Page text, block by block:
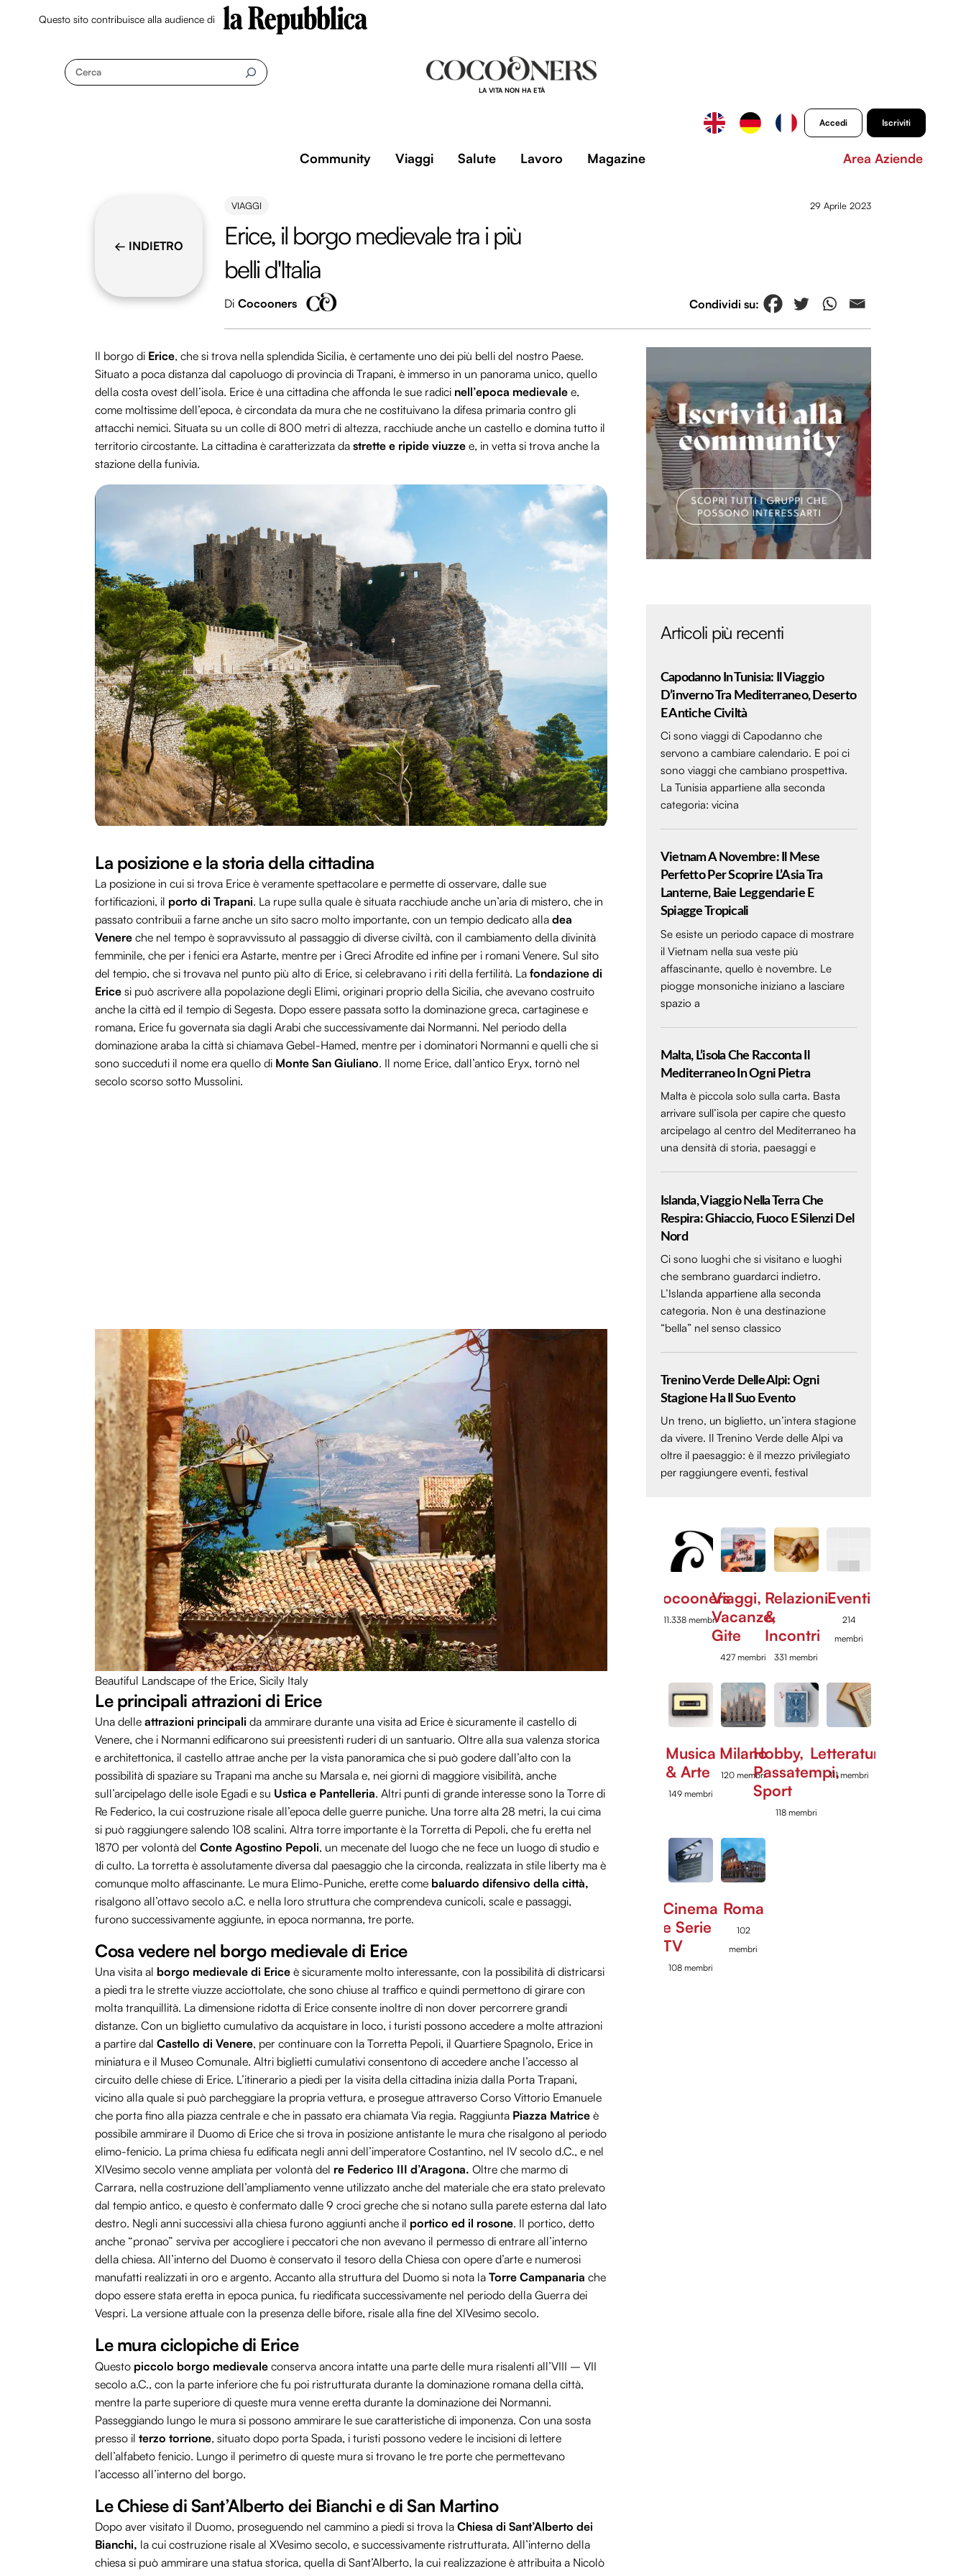
Questo sito contribuisce alla audience di
Cerca
LA VITA NON HA ETÀ
Accedi Iscriviti
Community Viaggi Salute Lavoro Magazine Area Aziende
← INDIETRO
VIAGGI 29 Aprile 2023
Erice, il borgo medievale tra i più
belli d'Italia
Di Cocooners
Il borgo di Erice, che si trova nella splendida Sicilia, è certamente uno dei più belli del nostro Paese.
Situato a poca distanza dal capoluogo di provincia di Trapani, è immerso in un panorama unico, quello
della costa ovest dell’isola. Erice è una cittadina che affonda le sue radici nell’epoca medievale e,
come moltissime dell’epoca, è circondata da mura che ne costituivano la difesa primaria contro gli
attacchi nemici. Situata su un colle di 800 metri di altezza, racchiude anche un castello e domina tutto il
territorio circostante. La cittadina è caratterizzata da strette e ripide viuzze e, in vetta si trova anche la
stazione della funivia.
La posizione e la storia della cittadina
La posizione in cui si trova Erice è veramente spettacolare e permette di osservare, dalle sue
fortificazioni, il porto di Trapani. La rupe sulla quale è situata racchiude anche un’aria di mistero, che in
passato contribuii a farne anche un sito sacro molto importante, con un tempio dedicato alla dea
Venere che nel tempo è sopravvissuto al passaggio di diverse civiltà, con il cambiamento della divinità
femminile, che per i fenici era Astarte, mentre per i Greci Afrodite ed infine per i romani Venere. Sul sito
del tempio, che si trovava nel punto più alto di Erice, si celebravano i riti della fertilità. La fondazione di
Erice si può ascrivere alla popolazione degli Elimi, originari proprio della Sicilia, che avevano costruito
anche la città ed il tempio di Segesta. Dopo essere passata sotto la dominazione greca, cartaginese e
romana, Erice fu governata sia dagli Arabi che successivamente dai Normanni. Nel periodo della
dominazione araba la città si chiamava Gebel-Hamed, mentre per i dominatori Normanni e quelli che si
sono succeduti il nome era quello di Monte San Giuliano. Il nome Erice, dall’antico Eryx, tornò nel
secolo scorso sotto Mussolini.
Beautiful Landscape of the Erice, Sicily Italy
Le principali attrazioni di Erice
Una delle attrazioni principali da ammirare durante una visita ad Erice è sicuramente il castello di
Venere, che i Normanni edificarono sui preesistenti ruderi di un santuario. Oltre alla sua valenza storica
e architettonica, il castello attrae anche per la vista panoramica che si può godere dall’alto con la
possibilità di spaziare su Trapani ma anche su Marsala e, nei giorni di maggiore visibilità, anche
sull’arcipelago delle isole Egadi e su Ustica e Pantelleria. Altri punti di grande interesse sono la Torre di
Re Federico, la cui costruzione risale all’epoca delle guerre puniche. Una torre alta 28 metri, la cui cima
si può raggiungere salendo 108 scalini. Altra torre importante è la Torretta di Pepoli, che fu eretta nel
1870 per volontà del Conte Agostino Pepoli, un mecenate del luogo che ne fece un luogo di studio e
di culto. La torretta è assolutamente diversa dal paesaggio che la circonda, realizzata in stile liberty ma è
comunque molto affascinante. Le mura Elimo-Puniche, erette come baluardo difensivo della città,
risalgono all’ottavo secolo a.C. e nella loro struttura che comprendeva cunicoli, scale e passaggi,
furono successivamente aggiunte, in epoca normanna, tre porte.
Cosa vedere nel borgo medievale di Erice
Una visita al borgo medievale di Erice è sicuramente molto interessante, con la possibilità di districarsi
a piedi tra le strette viuzze acciottolate, che sono chiuse al traffico e quindi permettono di girare con
molta tranquillità. La dimensione ridotta di Erice consente inoltre di non dover percorrere grandi
distanze. Con un biglietto cumulativo da acquistare in loco, i turisti possono accedere a molte attrazioni
a partire dal Castello di Venere, per continuare con la Torretta Pepoli, il Quartiere Spagnolo, Erice in
miniatura e il Museo Comunale. Altri biglietti cumulativi consentono di accedere anche l’accesso al
circuito delle chiese di Erice. L’itinerario a piedi per la visita della cittadina inizia dalla Porta Trapani,
vicino alla quale si può parcheggiare la propria vettura, e prosegue attraverso Corso Vittorio Emanuele
che porta fino alla piazza centrale e che in passato era chiamata Via regia. Raggiunta Piazza Matrice è
possibile ammirare il Duomo di Erice che si trova in posizione antistante le mura che risalgono al periodo
elimo-fenicio. La prima chiesa fu edificata negli anni dell’imperatore Costantino, nel IV secolo d.C., e nel
XIVesimo secolo venne ampliata per volontà del re Federico III d’Aragona. Oltre che marmo di
Carrara, nella costruzione dell’ampliamento venne utilizzato anche del materiale che era stato prelevato
dal tempio antico, e questo è confermato dalle 9 croci greche che si notano sulla parete esterna dal lato
destro. Negli anni successivi alla chiesa furono aggiunti anche il portico ed il rosone. Il portico, detto
anche “pronao” serviva per accogliere i peccatori che non avevano il permesso di entrare all’interno
della chiesa. All’interno del Duomo è conservato il tesoro della Chiesa con opere d’arte e numerosi
manufatti realizzati in oro e argento. Accanto alla struttura del Duomo si nota la Torre Campanaria che
dopo essere stata eretta in epoca punica, fu riedificata successivamente nel periodo della Guerra dei
Vespri. La versione attuale con la presenza delle bifore, risale alla fine del XIVesimo secolo.
Le mura ciclopiche di Erice
Questo piccolo borgo medievale conserva ancora intatte una parte delle mura risalenti all’VIII – VII
secolo a.C., con la parte inferiore che fu poi ristrutturata durante la dominazione romana della città,
mentre la parte superiore di queste mura venne eretta durante la dominazione dei Normanni.
Passeggiando lungo le mura si possono ammirare le sue caratteristiche di imponenza. Con una sosta
presso il terzo torrione, situato dopo porta Spada, i turisti possono vedere le incisioni di lettere
dell’alfabeto fenicio. Lungo il perimetro di queste mura si trovano le tre porte che permettevano
l’accesso all’interno del borgo.
Le Chiese di Sant’Alberto dei Bianchi e di San Martino
Dopo aver visitato il Duomo, proseguendo nel cammino a piedi si trova la Chiesa di Sant’Alberto dei
Bianchi, la cui costruzione risale al XVesimo secolo, e successivamente ristrutturata. All’interno della
chiesa si può ammirare una statua storica, quella di Sant’Alberto, la cui realizzazione è attribuita a Nicolò
Articoli più recenti
Capodanno In Tunisia: Il Viaggio
D’inverno Tra Mediterraneo, Deserto
E Antiche Civiltà
Ci sono viaggi di Capodanno che
servono a cambiare calendario. E poi ci
sono viaggi che cambiano prospettiva.
La Tunisia appartiene alla seconda
categoria: vicina
Vietnam A Novembre: Il Mese
Perfetto Per Scoprire L’Asia Tra
Lanterne, Baie Leggendarie E
Spiagge Tropicali
Se esiste un periodo capace di mostrare
il Vietnam nella sua veste più
affascinante, quello è novembre. Le
piogge monsoniche iniziano a lasciare
spazio a
Malta, L’isola Che Racconta Il
Mediterraneo In Ogni Pietra
Malta è piccola solo sulla carta. Basta
arrivare sull’isola per capire che questo
arcipelago al centro del Mediterraneo ha
una densità di storia, paesaggi e
Islanda, Viaggio Nella Terra Che
Respira: Ghiaccio, Fuoco E Silenzi Del
Nord
Ci sono luoghi che si visitano e luoghi
che sembrano guardarci indietro.
L’Islanda appartiene alla seconda
categoria. Non è una destinazione
“bella” nel senso classico
Trenino Verde Delle Alpi: Ogni
Stagione Ha Il Suo Evento
Un treno, un biglietto, un’intera stagione
da vivere. Il Trenino Verde delle Alpi va
oltre il paesaggio: è il mezzo privilegiato
per raggiungere eventi, festival
Cocooners
11.338 membri
Viaggi,
Vacanze,
Gite
427 membri
Relazioni
&
Incontri
331 membri
Eventi
214
membri
Musica
& Arte
149 membri
Milano
120 membri
Hobby,
Passatempi,
Sport
118 membri
Letteratura
111 membri
Cinema
e Serie
TV
108 membri
Roma
102
membri